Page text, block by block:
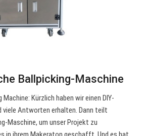
Ballpicking-Maschine
Kürzlich haben wir einen DIY-
Antworten erhalten. Dann teilt
Maschine, um unser Projekt zu